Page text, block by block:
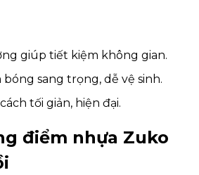
giúp tiết kiệm không gian.
sang trọng, dễ vệ sinh.
tối giản, hiện đại.
điểm nhựa Zuko